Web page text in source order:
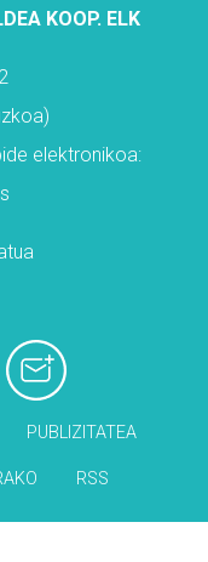
KOOP. ELK
elektronikoa:
PUBLIZITATEA
RSS